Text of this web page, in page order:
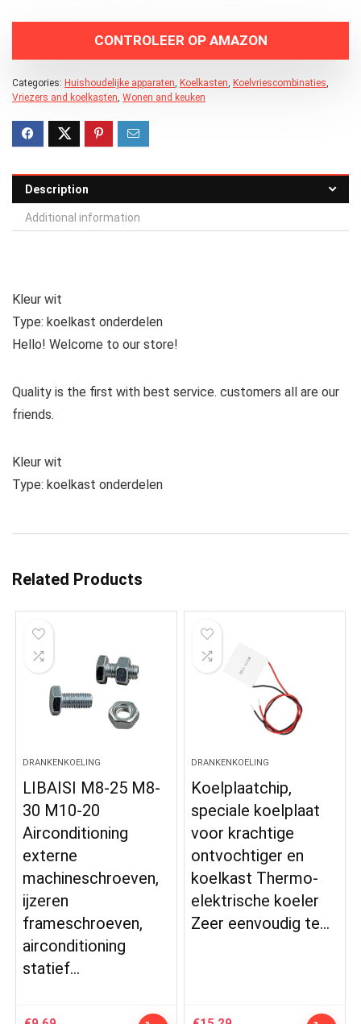
CONTROLEER OP AMAZON
Categories: Huishoudelijke apparaten, Koelkasten, Koelvriescombinaties,
Vriezers and koelkasten, Wonen and keuken
Description
Additional information
Kleur wit
Type: koelkast onderdelen
Hello! Welcome to our store!
Quality is the first with best service. customers all are our
friends.
Kleur wit
Type: koelkast onderdelen
Related Products
DRANKENKOELING
LIBAISI M8-25 M8-
30 M10-20
Airconditioning
externe
machineschroeven,
ijzeren
frameschroeven,
airconditioning
statief…
DRANKENKOELING
Koelplaatchip,
speciale koelplaat
voor krachtige
ontvochtiger en
koelkast Thermo-
elektrische koeler
Zeer eenvoudig te…